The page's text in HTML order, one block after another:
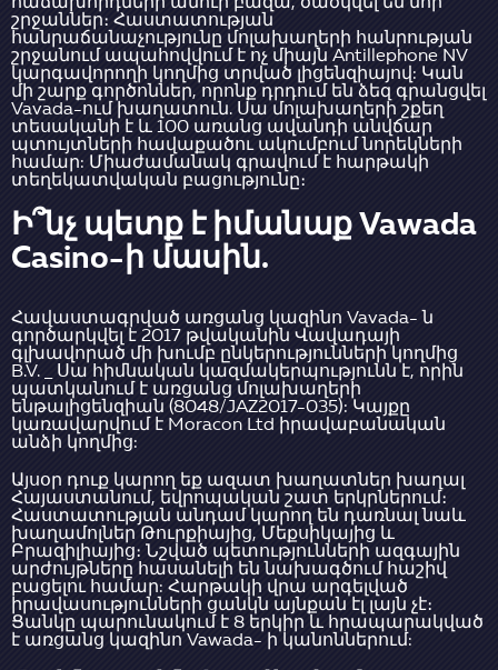
շրջաններ։ Հաստատության
հանրաճանաչությունը մոլախաղերի հանրության
շրջանում ապահովվում է ոչ միայն Antillephone NV
կարգավորողի կողմից տրված լիցենզիայով: Կան
մի շարք գործոններ, որոնք դրդում են ձեզ գրանցվել
Vavada-ում խաղատուն. Սա մոլախաղերի շքեղ
տեսականի է և 100 առանց ավանդի անվճար
պտույտների հավաքածու ակումբում նորեկների
համար: Միաժամանակ գրավում է հարթակի
տեղեկատվական բացությունը։
Ի՞նչ պետք է իմանաք Vawada
Casino-ի մասին.
Հավաստագրված առցանց կազինո Vavada- ն
գործարկվել է 2017 թվականին Վավադայի
գլխավորած մի խումբ ընկերությունների կողմից
B.V. _ Սա հիմնական կազմակերպությունն է, որին
պատկանում է առցանց մոլախաղերի
ենթալիցենզիան (8048/JAZ2017-035): Կայքը
կառավարվում է Moracon Ltd իրավաբանական
անձի կողմից:
Այսօր դուք կարող եք ազատ խաղատներ խաղալ
Հայաստանում, եվրոպական շատ երկրներում։
Հաստատության անդամ կարող են դառնալ նաև
խաղամոլներ Թուրքիայից, Մեքսիկայից և
Բրազիլիայից։ Նշված պետությունների ազգային
արժույթները հասանելի են նախագծում հաշիվ
բացելու համար: Հարթակի վրա արգելված
իրավասությունների ցանկն այնքան էլ լայն չէ։
Ցանկը պարունակում է 8 երկիր և հրապարակված
է առցանց կազինո Vawada- ի կանոններում: